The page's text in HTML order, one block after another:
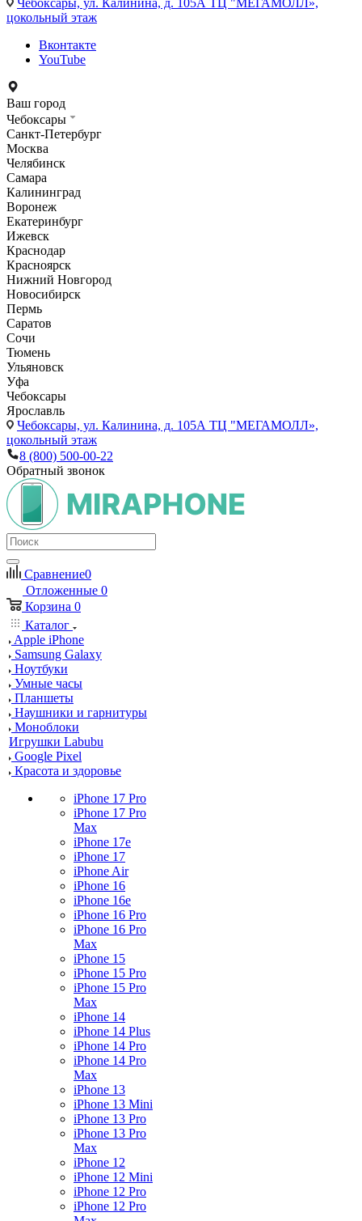
Чебоксары, ул. Калинина, д. 105А ТЦ "МЕГАМОЛЛ»,
цокольный этаж
Вконтакте
YouTube
Ваш город
Чебоксары
Санкт-Петербург
Москва
Челябинск
Самара
Калининград
Воронеж
Екатеринбург
Ижевск
Краснодар
Красноярск
Нижний Новгород
Новосибирск
Пермь
Саратов
Сочи
Тюмень
Ульяновск
Уфа
Чебоксары
Ярославль
Чебоксары, ул. Калинина, д. 105А ТЦ "МЕГАМОЛЛ»,
цокольный этаж
8 (800) 500-00-22
Обратный звонок
Сравнение0
Отложенные 0
Корзина 0
Каталог
Apple iPhone
Samsung Galaxy
Ноутбуки
Умные часы
Планшеты
Наушники и гарнитуры
Моноблоки
Игрушки Labubu
Google Pixel
Красота и здоровье
iPhone 17 Pro
iPhone 17 Pro
Max
iPhone 17e
iPhone 17
iPhone Air
iPhone 16
iPhone 16e
iPhone 16 Pro
iPhone 16 Pro
Max
iPhone 15
iPhone 15 Pro
iPhone 15 Pro
Max
iPhone 14
iPhone 14 Plus
iPhone 14 Pro
iPhone 14 Pro
Max
iPhone 13
iPhone 13 Mini
iPhone 13 Pro
iPhone 13 Pro
Max
iPhone 12
iPhone 12 Mini
iPhone 12 Pro
iPhone 12 Pro